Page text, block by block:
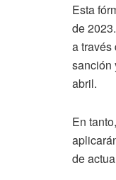
Esta
de
a través
sanción
abril.
En
de